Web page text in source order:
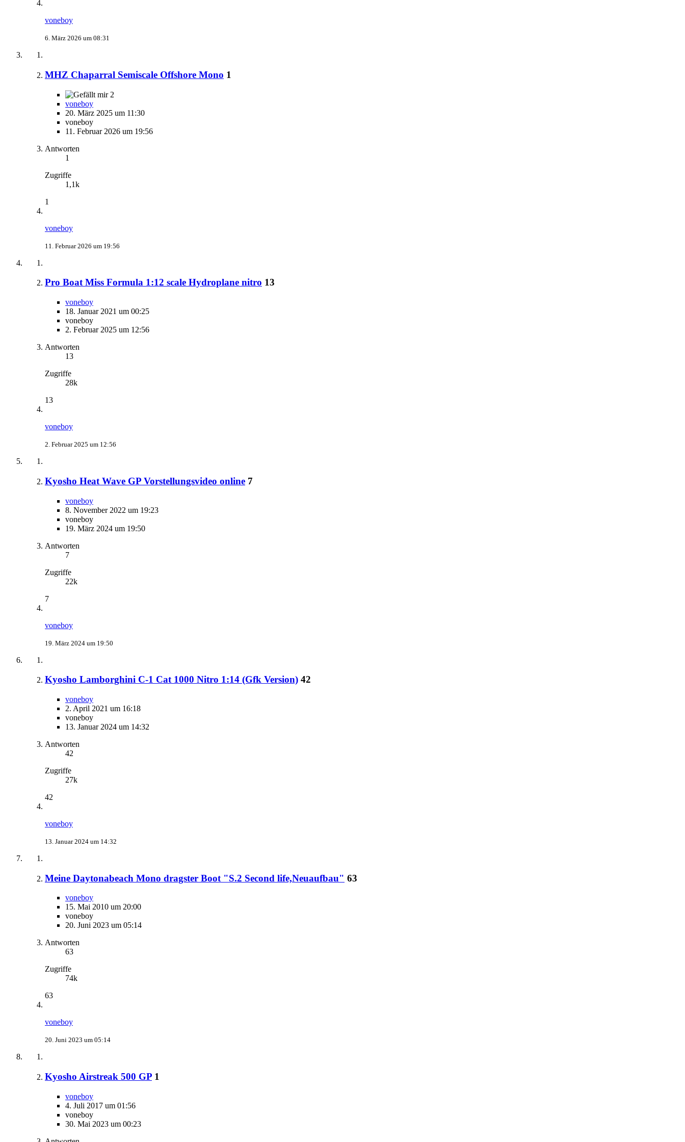
voneboy
6. März 2026 um 08:31
MHZ Chaparral Semiscale Offshore Mono 1
2
voneboy
20. März 2025 um 11:30
voneboy
11. Februar 2026 um 19:56
Antworten
1
Zugriffe
1,1k
1
voneboy
11. Februar 2026 um 19:56
Pro Boat Miss Formula 1:12 scale Hydroplane nitro 13
voneboy
18. Januar 2021 um 00:25
voneboy
2. Februar 2025 um 12:56
Antworten
13
Zugriffe
28k
13
voneboy
2. Februar 2025 um 12:56
Kyosho Heat Wave GP Vorstellungsvideo online 7
voneboy
8. November 2022 um 19:23
voneboy
19. März 2024 um 19:50
Antworten
7
Zugriffe
22k
7
voneboy
19. März 2024 um 19:50
Kyosho Lamborghini C-1 Cat 1000 Nitro 1:14 (Gfk Version) 42
voneboy
2. April 2021 um 16:18
voneboy
13. Januar 2024 um 14:32
Antworten
42
Zugriffe
27k
42
voneboy
13. Januar 2024 um 14:32
Meine Daytonabeach Mono dragster Boot "S.2 Second life,Neuaufbau" 63
voneboy
15. Mai 2010 um 20:00
voneboy
20. Juni 2023 um 05:14
Antworten
63
Zugriffe
74k
63
voneboy
20. Juni 2023 um 05:14
Kyosho Airstreak 500 GP 1
voneboy
4. Juli 2017 um 01:56
voneboy
30. Mai 2023 um 00:23